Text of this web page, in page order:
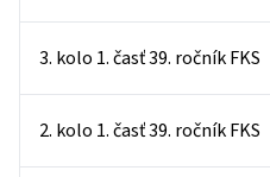
3. kolo 1. časť 39. ročník FKS
2. kolo 1. časť 39. ročník FKS